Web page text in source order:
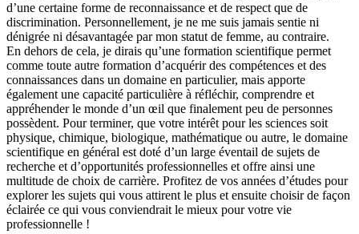
d’une certaine forme de reconnaissance et de respect que de
discrimination. Personnellement, je ne me suis jamais sentie ni
dénigrée ni désavantagée par mon statut de femme, au contraire.
En dehors de cela, je dirais qu’une formation scientifique permet
comme toute autre formation d’acquérir des compétences et des
connaissances dans un domaine en particulier, mais apporte
également une capacité particulière à réfléchir, comprendre et
appréhender le monde d’un œil que finalement peu de personnes
possèdent. Pour terminer, que votre intérêt pour les sciences soit
physique, chimique, biologique, mathématique ou autre, le domaine
scientifique en général est doté d’un large éventail de sujets de
recherche et d’opportunités professionnelles et offre ainsi une
multitude de choix de carrière. Profitez de vos années d’études pour
explorer les sujets qui vous attirent le plus et ensuite choisir de façon
éclairée ce qui vous conviendrait le mieux pour votre vie
professionnelle !